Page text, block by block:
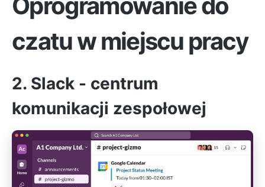
czatu w miejscu pracy
2. Slack - centrum
komunikacji zespołowej